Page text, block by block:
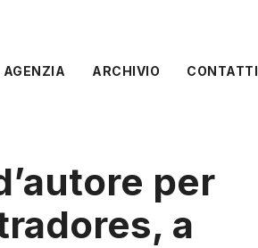
AGENZIA ARCHIVIO CONTATTI
per
a